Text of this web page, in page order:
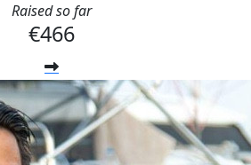
Raised so far
€466